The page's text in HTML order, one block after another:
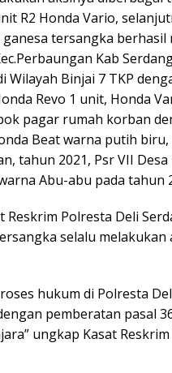
R2 Honda Vario,
tersangka berhasil
Kab
Wilayah Binjai 7 TKP
Revo 1 unit, Honda
pagar rumah korban
Beat warna putih biru,
tahun 2021, Psr VII
Abu-abu pada tahun
Polresta Deli
selalu melakukan
hukum di Polresta
pemberatan pasal
ungkap Kasat